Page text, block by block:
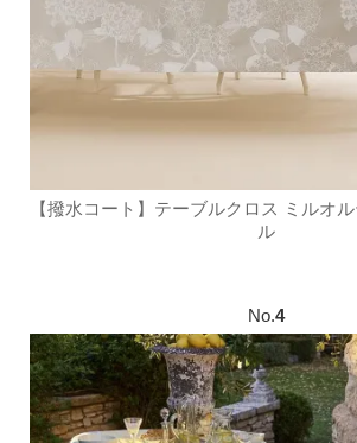
【撥水コート】テーブルクロス ミルオ
ル
No.4